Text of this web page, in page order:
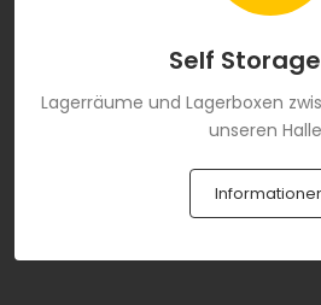
Self
Lagerräume und Lagerboxen
unseren